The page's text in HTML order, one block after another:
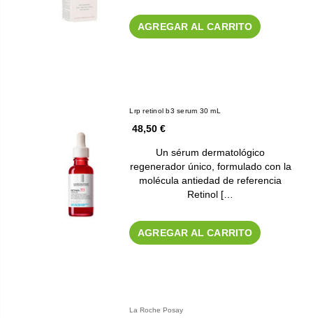
AGREGAR AL CARRITO
Lrp retinol b3 serum 30 mL
48,50 €
Un sérum dermatológico
regenerador único, formulado con la
molécula antiedad de referencia
Retinol […
AGREGAR AL CARRITO
La Roche Posay